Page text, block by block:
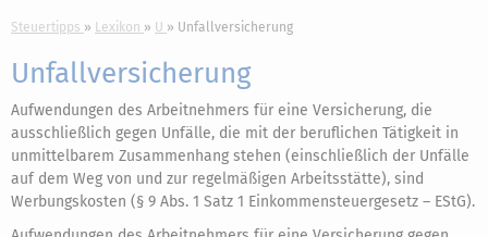
Steuertipps Lexikon U Unfallversicherung
Unfallversicherung
Aufwendungen des Arbeitnehmers für eine Versicherung, die
ausschließlich gegen Unfälle, die mit der beruflichen Tätigkeit in
unmittelbarem Zusammenhang stehen (einschließlich der Unfälle
auf dem Weg von und zur regelmäßigen Arbeitsstätte), sind
Werbungskosten (§ 9 Abs. 1 Satz 1 Einkommensteuergesetz – EStG).